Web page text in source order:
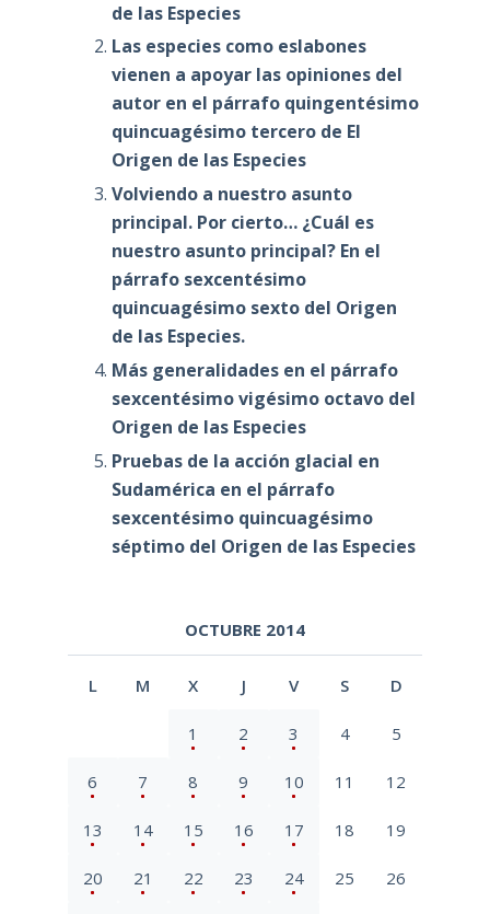
de las Especies
Las especies como eslabones
vienen a apoyar las opiniones del
autor en el párrafo quingentésimo
quincuagésimo tercero de El
Origen de las Especies
Volviendo a nuestro asunto
principal. Por cierto… ¿Cuál es
nuestro asunto principal? En el
párrafo sexcentésimo
quincuagésimo sexto del Origen
de las Especies.
Más generalidades en el párrafo
sexcentésimo vigésimo octavo del
Origen de las Especies
Pruebas de la acción glacial en
Sudamérica en el párrafo
sexcentésimo quincuagésimo
séptimo del Origen de las Especies
OCTUBRE 2014
L M X J V S D
1 2 3 4 5
6 7 8 9 10 11 12
13 14 15 16 17 18 19
20 21 22 23 24 25 26